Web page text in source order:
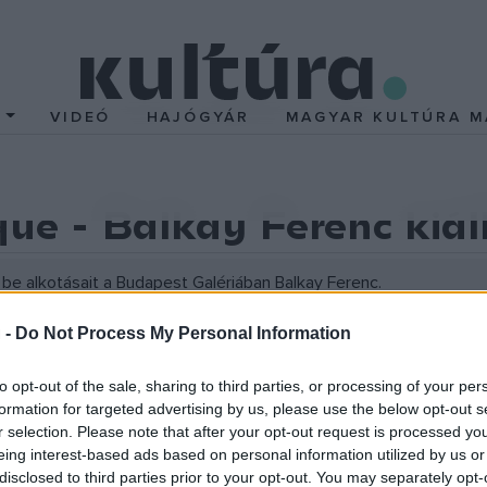
- Do Not Process My Personal Information
opt-out of the sale, sharing to third parties, or processing of your
for targeted advertising by us, please use the below opt-out
selection. Please note that after your opt-out request is processed
interest-based ads based on personal information utilized by us
to third parties prior to your opt-out. You may separately
VIDEÓ HAJÓGYÁR MAGYAR KULTÚRA
- Balkay Ferenc
alkotásait a Budapest Galériában Balkay Ferenc.
ismerkedhet meg a publikum. A transzparens papírra
egy ceruza elegendő, hogy világok nyíljanak meg.
rajzok, és az alkotó rajztudománya kalauzolnak minket
grafitra utal. A most bemutatásra kerülő művek az utóbbi